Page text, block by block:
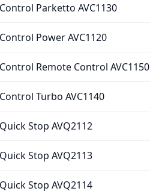
Parketto AVC1130
Power AVC1120
Remote Control AVC1150
Turbo AVC1140
Stop AVQ2112
Stop AVQ2113
Stop AVQ2114